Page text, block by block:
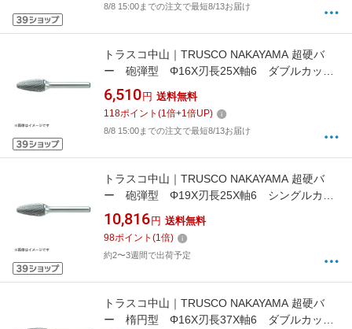
8/8 15:00までの注文で最短8/13お届け
トラスコ中山｜TRUSCO NAKAYAMA 超硬バ
ー 砲弾型 Φ16X刃長25X軸6 ダブルカッ
ト TB3C160
6,510 円 送料無料
118ポイント (1倍+1倍UP)
8/8 15:00までの注文で最短8/13お届け
トラスコ中山｜TRUSCO NAKAYAMA 超硬バ
ー 砲弾型 Φ19X刃長25X軸6 シングルカッ
ト TB3C190S
10,816 円 送料無料
98ポイント (1倍)
約2〜3週間で出荷予定
トラスコ中山｜TRUSCO NAKAYAMA 超硬バ
ー 楕円型 Φ16X刃長37X軸6 ダブルカッ